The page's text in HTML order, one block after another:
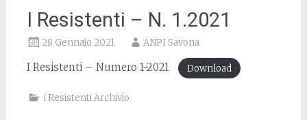
I Resistenti – N. 1.2021
28 Gennaio 2021 ANPI Savona
I Resistenti – Numero 1-2021 Download
i Resistenti Archivio